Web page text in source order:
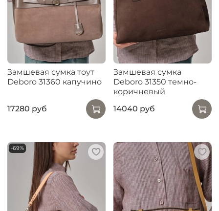
Замшевая сумка тоут
Deboro 31360 капучино
17280 руб
Замшевая сумка
Deboro 31350 темно-
коричневый
14040 руб
-69%